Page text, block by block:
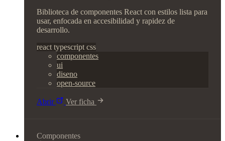
Biblioteca de componentes React con estilos lista para
usar, enfocada en accesibilidad y rapidez de
desarrollo.
react typescript css
componentes
ui
diseno
open-source
Abrir Ver ficha
Componentes